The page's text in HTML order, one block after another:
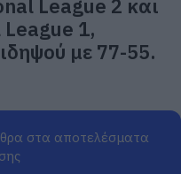
League 2 και
1,
με 77-55.
στα αποτελέσματα